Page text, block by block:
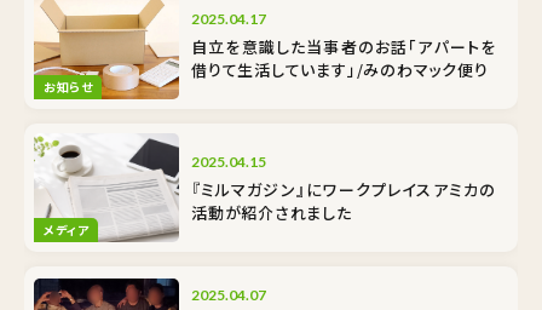
お知らせ
2025.04.17
自立を意識した当事者のお話「アパートを
借りて生活しています」/みのわマック便り
メディア
2025.04.15
『ミルマガジン』にワークプレイスアミカの
活動が紹介されました
2025.04.07